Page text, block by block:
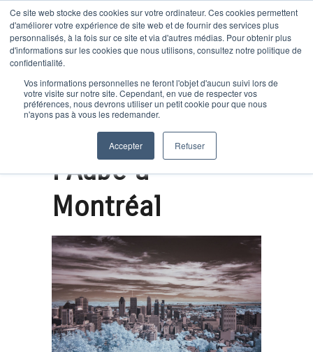
Ce site web stocke des cookies sur votre ordinateur. Ces cookies permettent
d'améliorer votre expérience de site web et de fournir des services plus
personnalisés, à la fois sur ce site et via d'autres médias. Pour obtenir plus
d'informations sur les cookies que nous utilisons, consultez notre politique de
confidentialité.
Vos informations personnelles ne feront l'objet d'aucun suivi lors de
votre visite sur notre site. Cependant, en vue de respecter vos
préférences, nous devrons utiliser un petit cookie pour que nous
n'ayons pas à vous les redemander.
Accepter Refuser
Le Slow
Tourisme Lab, de
l’Aube à
Montréal